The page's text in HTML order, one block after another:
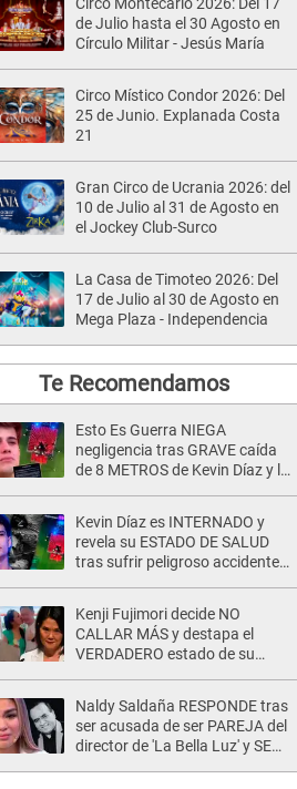
de Julio hasta el 30 Agosto en
Círculo Militar - Jesús María
Circo Místico Condor 2026: Del
25 de Junio. Explanada Costa
21
Gran Circo de Ucrania 2026: del
10 de Julio al 31 de Agosto en
el Jockey Club-Surco
La Casa de Timoteo 2026: Del
17 de Julio al 30 de Agosto en
Mega Plaza - Independencia
Te Recomendamos
Esto Es Guerra NIEGA
negligencia tras GRAVE caída
de 8 METROS de Kevin Díaz y lo
Kevin Díaz es INTERNADO y
revela su ESTADO DE SALUD
tras sufrir peligroso accidente
Kenji Fujimori decide NO
CALLAR MÁS y destapa el
VERDADERO estado de su
suegra..."
Naldy Saldaña RESPONDE tras
ser acusada de ser PAREJA del
director de 'La Bella Luz' y SE